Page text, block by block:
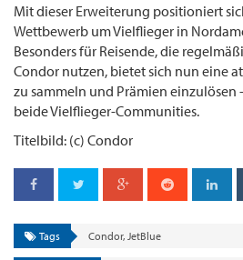
Mit dieser Erweiterung positioniert
Wettbewerb um Vielflieger in
Besonders für Reisende, die
Condor nutzen, bietet sich nun eine
zu sammeln und Prämien
beide Vielflieger-Communities.
Titelbild: (c) Condor
Tags Condor, JetBlue